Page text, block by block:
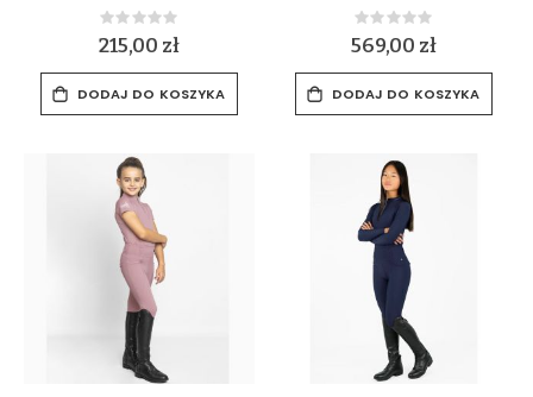
Rating:
0%
215,00 zł
DODAJ DO KOSZYKA
Rating:
0%
569,00 zł
DODAJ DO KOSZYKA